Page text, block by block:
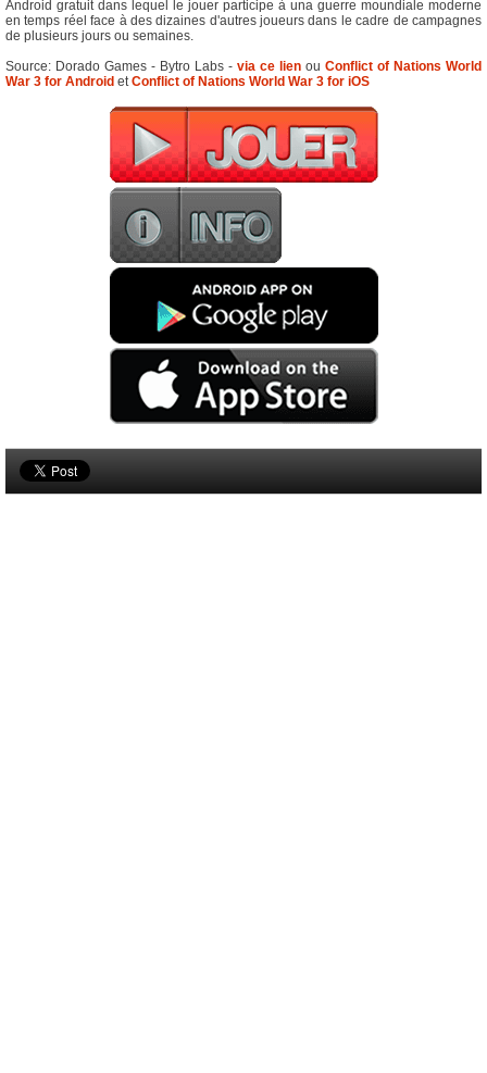
Android gratuit dans lequel le jouer participe à una guerre moundiale moderne
en temps réel face à des dizaines d'autres joueurs dans le cadre de campagnes
de plusieurs jours ou semaines.
Source: Dorado Games - Bytro Labs - via ce lien ou Conflict of Nations World
War 3 for Android etConflict of Nations World War 3 for iOS